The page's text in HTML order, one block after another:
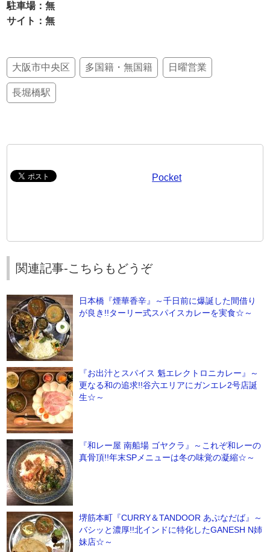
駐車場：無
サイト：無
大阪市中央区 多国籍・無国籍 日曜営業
長堀橋駅
Pocket
関連記事-こちらもどうぞ
日本橋『煙華香辛』～千日前に爆誕した間借り
が良き!!ターリー式スパイスカレーを実食☆～
『お出汁とスパイス 魁エレクトロニカレー』～
更なる和の追求!!谷六エリアにガンエレ2号店誕
生☆～
『和レー屋 南船場 ゴヤクラ』～これぞ和レーの
真骨頂!!年末SPメニューは冬の味覚の凝縮☆～
堺筋本町『CURRY＆TANDOOR あぷなだば』～
バシッと濃厚!!北インドに特化したGANESH N姉
妹店☆～